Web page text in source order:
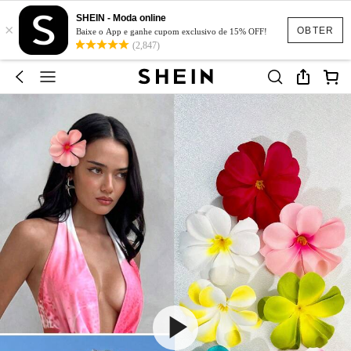
OBTER
×
SHEIN - Moda online
Baixe o App e ganhe cupom exclusivo de 15% OFF!
(2,847)